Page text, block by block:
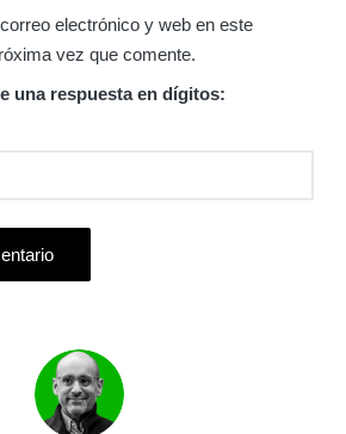
electrónico y web en este
vez que comente.
una respuesta en dígitos: